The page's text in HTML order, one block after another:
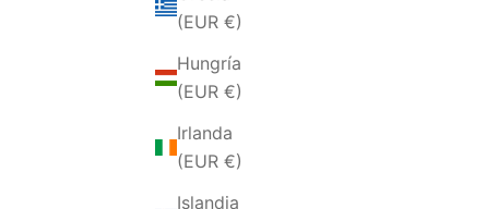
(EUR €)
Hungría
(EUR €)
Irlanda
(EUR €)
Islandia
PRECIO DE OFERTA
€39,00 EUR